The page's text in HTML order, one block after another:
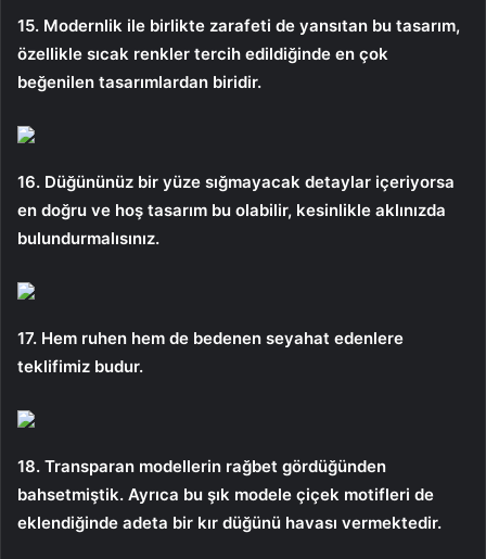
15. Modernlik ile birlikte zarafeti de yansıtan bu tasarım,
özellikle sıcak renkler tercih edildiğinde en çok
beğenilen tasarımlardan biridir.
16. Düğününüz bir yüze sığmayacak detaylar içeriyorsa
en doğru ve hoş tasarım bu olabilir, kesinlikle aklınızda
bulundurmalısınız.
17. Hem ruhen hem de bedenen seyahat edenlere
teklifimiz budur.
18. Transparan modellerin rağbet gördüğünden
bahsetmiştik. Ayrıca bu şık modele çiçek motifleri de
eklendiğinde adeta bir kır düğünü havası vermektedir.